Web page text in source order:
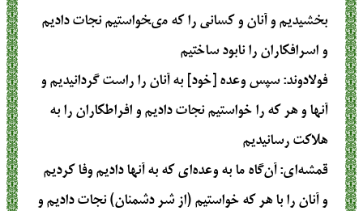
بخشيديم و آنان و كسانى را كه مى‏خواستيم نجات داديم
و اسرافكاران را نابود ساختيم‏
فولادوند: سپس وعده [خود] به آنان را راست گردانيديم و
آنها و هر كه را خواستيم نجات داديم و افراطكاران را به
هلاكت رسانيديم
قمشه‌ای: آن‌گاه ما به وعده‌ای که به آنها دادیم وفا کردیم
و آنان را با هر که خواستیم (از شر دشمنان) نجات دادیم و